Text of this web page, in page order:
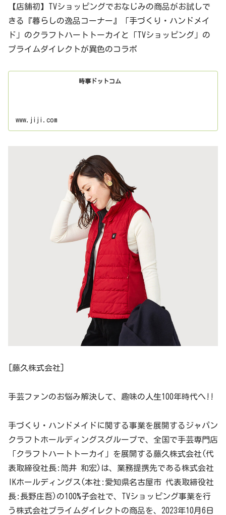
【店舗初】TVショッピングでおなじみの商品がお試しで
きる『暮らしの逸品コーナー』「手づくり・ハンドメイ
ド」のクラフトハートトーカイと「TVショッピング」の
プライムダイレクトが異色のコラボ
時事ドットコム
www.jiji.com
[藤久株式会社]
手芸ファンのお悩み解決して、趣味の人生100年時代へ!!
手づくり・ハンドメイドに関する事業を展開するジャパン
クラフトホールディングスグループで、全国で手芸専門店
「クラフトハートトーカイ」を展開する藤久株式会社(代
表取締役社長:筒井 和宏)は、業務提携先である株式会社
IKホールディングス(本社:愛知県名古屋市 代表取締役社
長:長野庄吾)の100%子会社で、TVショッピング事業を行
う株式会社プライムダイレクトの商品を、2023年10月6日